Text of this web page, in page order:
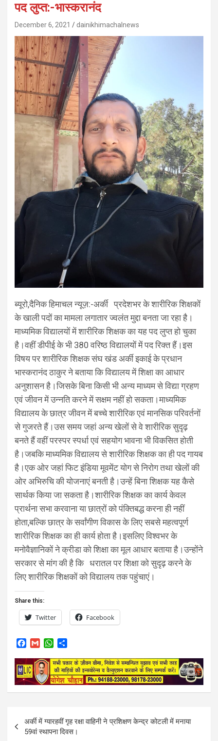
पद लुप्त:-भास्करानंद
December 6, 2021 dainikhimachalnews
ब्यूरो,दैनिक हिमाचल न्यूज़:-अर्की प्रदेशभर के शारीरिक शिक्षकों
के खाली पदों का मामला लगातार ज्वलंत मुद्दा बनता जा रहा है।
माध्यमिक विद्यालयों में शारीरिक शिक्षक का यह पद लुप्त हो चुका
है।वहीं डीपीई के भी 380 वरिष्ठ विद्यालयों में पद रिक्त हैं।इस
विषय पर शारीरिक शिक्षक संघ खंड अर्की इकाई के प्रधान
भास्करानंद ठाकुर ने बताया कि विद्यालय में शिक्षा का आधार
अनुशासन है।जिसके बिना किसी भी अन्य माध्यम से विद्या ग्रहण
एवं जीवन में उन्नति करने में सक्षम नहीं हो सकता।माध्यमिक
विद्यालय के छात्र जीवन में बच्चे शारीरिक एवं मानसिक परिवर्तनों
से गुजरते हैं।उस समय जहां अन्य खेलों से वे शारीरिक सुदृढ़
बनते हैं वहीं परस्पर स्पर्धा एवं सहयोग भावना भी विकसित होती
है।जबकि माध्यमिक विद्यालय से शारीरिक शिक्षक का ही पद गायब
है।एक ओर जहां फिट इंडिया मूवमेंट योग से निरोग तथा खेलों की
ओर अभिरुचि की योजनाएं बनती है।उन्हें बिना शिक्षक यह कैसे
सार्थक किया जा सकता है।शारीरिक शिक्षक का कार्य केवल
प्रार्थना सभा करवाना या छात्रों को पंक्तिबद्ध करना ही नहीं
होता,बल्कि छात्र के सर्वांगीण विकास के लिए सबसे महत्वपूर्ण
शारीरिक शिक्षक का ही कार्य होता है।इसलिए विश्वभर के
मनोवैज्ञानिकों ने क्रीडा को शिक्षा का मूल आधार बताया है।उन्होंने
सरकार से मांग की है कि धरातल पर शिक्षा को सुदृढ़ करने के
लिए शारीरिक शिक्षकों को विद्यालय तक पहुंचाएं।
Share this:
Twitter Facebook
c
e
b
o
a
i
l
W
a
t
s
A
a
r
e
navigation
अर्की में ग्यारहवीं गृह रक्षा वाहिनी ने प्रशिक्षण केन्द्र कोटली में मनाया
59वां स्थापना दिवस।